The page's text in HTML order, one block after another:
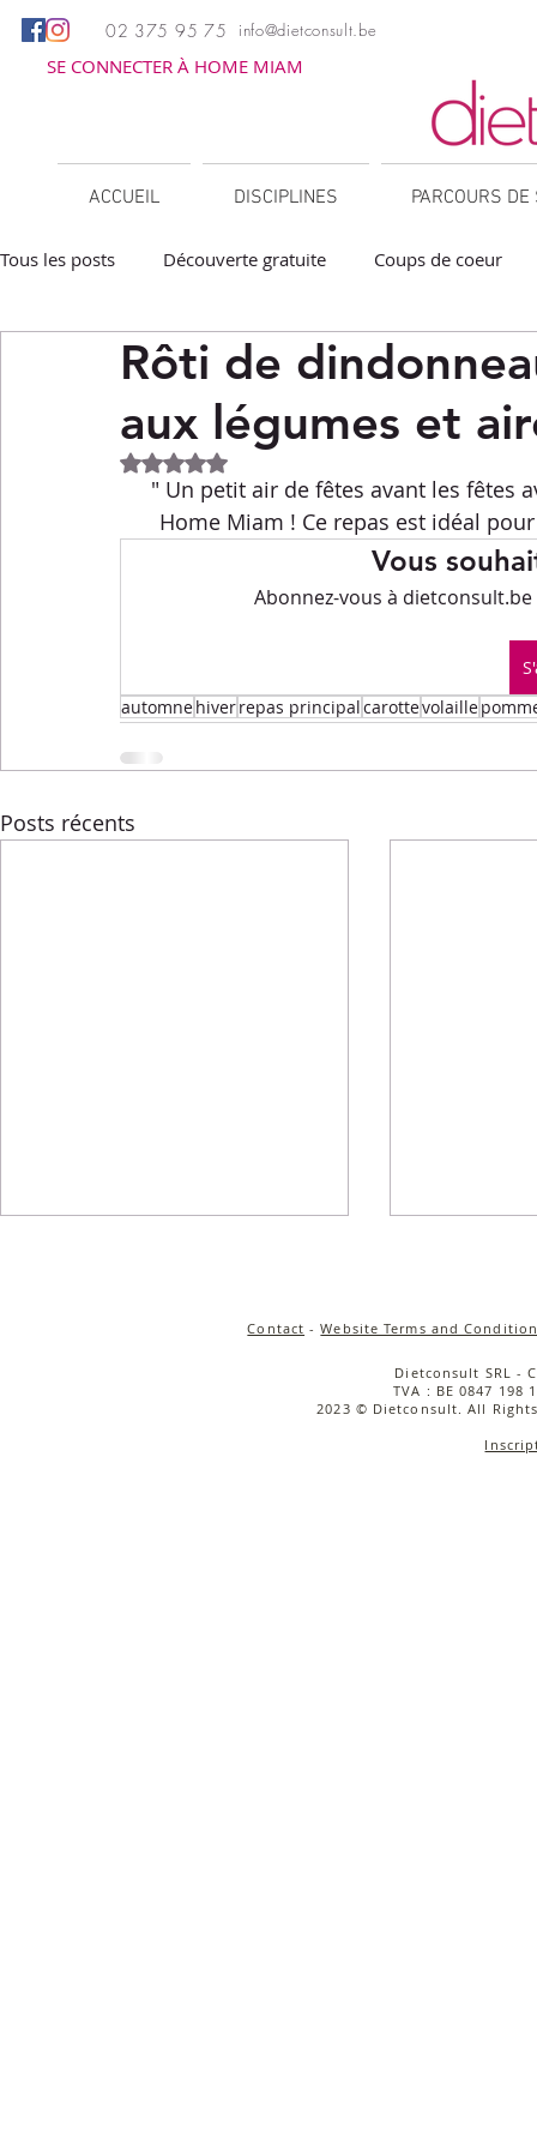
02 375 95 75 info@dietconsult.be
SE CONNECTER À HOME MIAM
ACCUEIL DISCIPLINES PARCOURS
Tous les posts Découverte gratuite Coups de coeur
Barbecue / Plancha Collations
Facile à réchauffer Family corner
Menus de la semaine Pasta Petits-déjeuners
Repas
Rôti de
aux légumes et
Noté NaN étoiles sur 5.
" Un petit air de fêtes avant les fêtes
Home Miam ! Ce repas est idéal
Vous
Abonnez-vous à
automnehiverrepas principalcarottevolaille
Posts récents
Salade
Contact -Website Terms and
Dietconsult SRL -
TVA : BE 0847 198
2023 © Dietconsult. All